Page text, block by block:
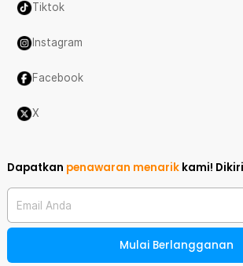
Tiktok
Instagram
Facebook
X
Dapatkan penawaran menarik kami!
Email Anda
Mulai Berlangganan